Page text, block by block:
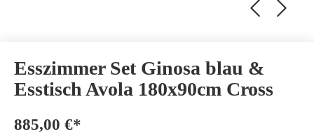
Esszimmer Set Ginosa blau &
Esstisch Avola 180x90cm Cross
885,00 €*